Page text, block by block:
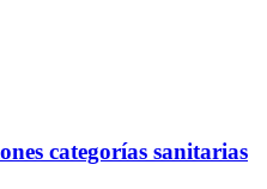
categorías sanitarias